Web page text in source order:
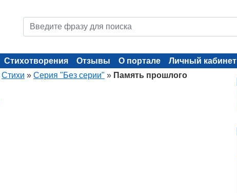
Стихотворения Отзывы О портале
Личный кабинет
Стихи » Серия "Без серии" » Память прошлого